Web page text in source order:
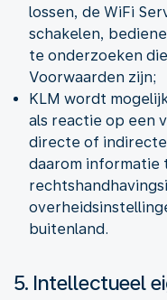
lossen, de WiFi
schakelen,
te onderzoeken
Voorwaarden zijn;
KLM wordt
als reactie op een
directe of
daarom informatie
buitenland.
5. Intellectueel